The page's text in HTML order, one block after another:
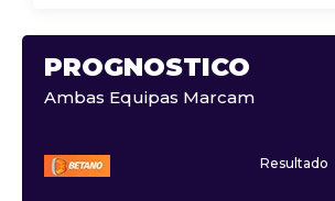
PROGNÓSTICO
Ambas Equipas Marcam
Resultado